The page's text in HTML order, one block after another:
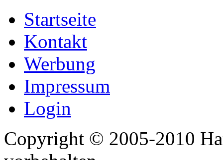
Startseite
Kontakt
Werbung
Impressum
Login
Copyright © 2005-2010